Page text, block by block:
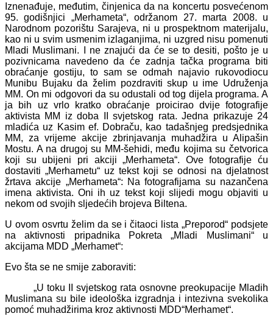
Iznenađuje, međutim, činjenica da na koncertu posvećenom
95. godišnjici „Merhameta“, održanom 27. marta 2008. u
Narodnom pozorištu Sarajeva, ni u prospektnom materijalu,
kao ni u svim usmenim izlaganjima, ni uzgred nisu pomenuti
Mladi Muslimani. I ne znajući da će se to desiti, pošto je u
pozivnicama navedeno da će zadnja tačka programa biti
obraćanje gostiju, to sam se odmah najavio rukovodiocu
Munibu Bujaku da želim pozdraviti skup u ime Udruženja
MM. On mi odgovori da su odustali od tog dijela programa. A
ja bih uz vrlo kratko obraćanje proicirao dvije fotografije
aktivista MM iz doba II svjetskog rata. Jedna prikazuje 24
mladića uz Kasim ef. Dobraču, kao tadašnjeg predsjednika
MM, za vrijeme akcije zbrinjavanja muhadžira u Alipašin
Mostu. A na drugoj su MM-šehidi, među kojima su četvorica
koji su ubijeni pri akciji „Merhameta“. Ove fotografije ću
dostaviti „Merhametu“ uz tekst koji se odnosi na djelatnost
žrtava akcije „Merhameta“: Na fotografijama su nazančena
imena aktivista. Oni ih uz tekst koji slijedi mogu objaviti u
nekom od svojih sljedećih brojeva Biltena.
U ovom osvrtu želim da se i čitaoci lista „Preporod“ podsjete
na aktivnosti pripadnika Pokreta „Mladi Muslimani“ u
akcijama MDD „Merhamet“:
Evo šta se ne smije zaboraviti:
„U toku II svjetskog rata osnovne preokupacije Mladih
Muslimana su bile ideološka izgradnja i intezivna svekolika
pomoć muhadžirima kroz aktivnosti MDD“Merhamet“.